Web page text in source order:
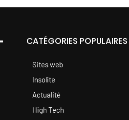
CATÉGORIES POPULAIRES
Sites web
Insolite
Actualité
High Tech